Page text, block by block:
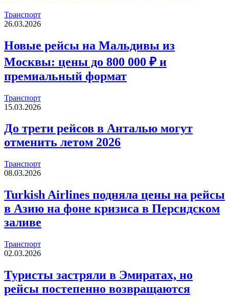
Транспорт
26.03.2026
Новые рейсы на Мальдивы из
Москвы: цены до 800 000 ₽ и
премиальный формат
Транспорт
15.03.2026
До трети рейсов в Анталью могут
отменить летом 2026
Транспорт
08.03.2026
Turkish Airlines подняла цены на рейсы
в Азию на фоне кризиса в Персидском
заливе
Транспорт
02.03.2026
Туристы застряли в Эмиратах, но
рейсы постепенно возвращаются